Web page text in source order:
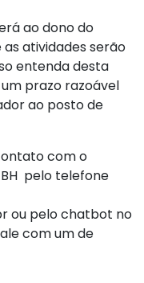
ao dono do
atividades serão
entenda desta
prazo razoável
ao posto de
com o
pelo telefone
ou pelo chatbot no
com um de